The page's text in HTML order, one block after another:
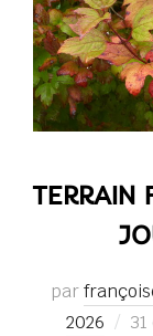
TERRAIN
par
2026